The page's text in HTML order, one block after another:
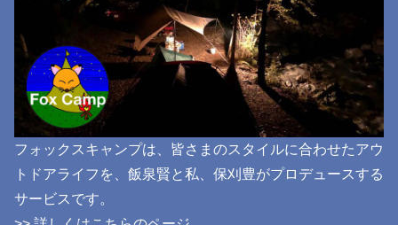
フォックスキャンプは、皆さまのスタイルに合わせたアウ
トドアライフを、飯泉賢と私、保刈豊がプロデュースする
サービスです。